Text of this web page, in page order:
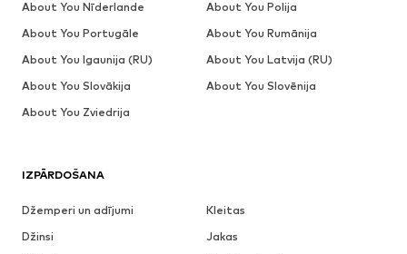
IZPĀRDOŠANA
Džemperi un adījumi
Kleitas
Džinsi
Jakas
About You Nīderlande
About You Polija
About You Portugāle
About You Rumānija
About You Igaunija (RU)
About You Latvija (RU)
About You Slovākija
About You Slovēnija
About You Zviedrija